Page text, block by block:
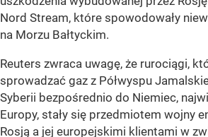
Nord Stream, które spowodowały
na Morzu Bałtyckim.
Reuters zwraca uwagę, że rurociągi,
sprowadzać gaz z Półwyspu
Syberii bezpośrednio do Niemiec,
Europy, stały się przedmiotem wojny
Rosją a jej europejskimi klientami w